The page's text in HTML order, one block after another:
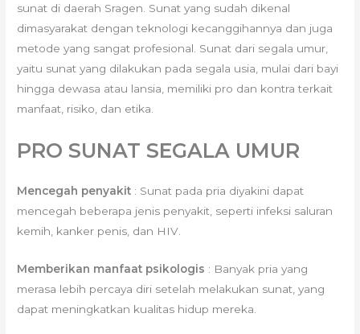
sunat di daerah Sragen. Sunat yang sudah dikenal
dimasyarakat dengan teknologi kecanggihannya dan juga
metode yang sangat profesional. Sunat dari segala umur,
yaitu sunat yang dilakukan pada segala usia, mulai dari bayi
hingga dewasa atau lansia, memiliki pro dan kontra terkait
manfaat, risiko, dan etika.
PRO SUNAT SEGALA UMUR
Mencegah penyakit : Sunat pada pria diyakini dapat
mencegah beberapa jenis penyakit, seperti infeksi saluran
kemih, kanker penis, dan HIV.
Memberikan manfaat psikologis : Banyak pria yang
merasa lebih percaya diri setelah melakukan sunat, yang
dapat meningkatkan kualitas hidup mereka.